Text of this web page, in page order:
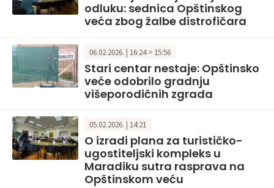
odluku: sednica Opštinskog
veća zbog žalbe distrofičara
06.02.2026. | 16:24 > 15:56
Stari centar nestaje: Opštinsko
veće odobrilo gradnju
višeporodičnih zgrada
05.02.2026. | 14:21
O izradi plana za turističko-
ugostiteljski kompleks u
Maradiku sutra rasprava na
Opštinskom veću